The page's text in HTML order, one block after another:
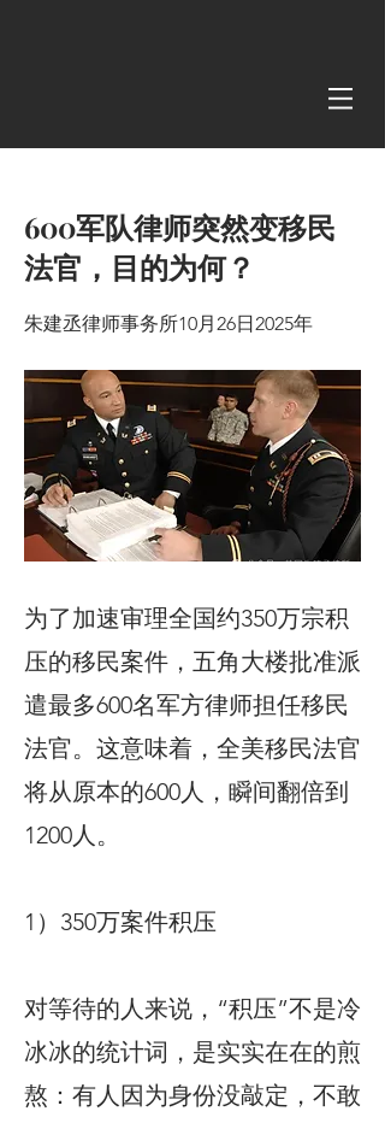
600军队律师突然变移民
法官，目的为何？
朱建丞律师事务所10月26日2025年
为了加速审理全国约350万宗积
压的移民案件，五角大楼批准派
遣最多600名军方律师担任移民
法官。这意味着，全美移民法官
将从原本的600人，瞬间翻倍到
1200人。
1）350万案件积压
对等待的人来说，“积压”不是冷
冰冰的统计词，是实实在在的煎
熬：有人因为身份没敲定，不敢